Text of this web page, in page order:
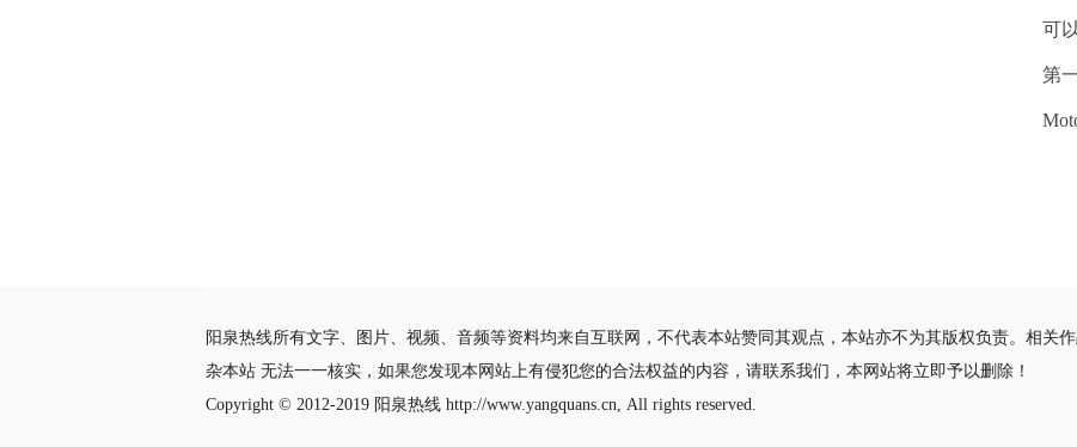
可
第
阳泉热线所有文字、图片、视频、音频等资料均来自互联网，不代表本站赞同其观点，本站亦不为其版权负责。相关
杂本站 无法一一核实，如果您发现本网站上有侵犯您的合法权益的内容，请联系我们，本网站将立即予以删除！
Copyright © 2012-2019 阳泉热线 http://www.yangquans.cn, All rights reserved.